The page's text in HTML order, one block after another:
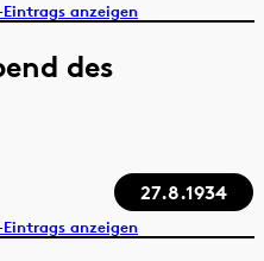
anzeigen
des
27.8.1934
anzeigen